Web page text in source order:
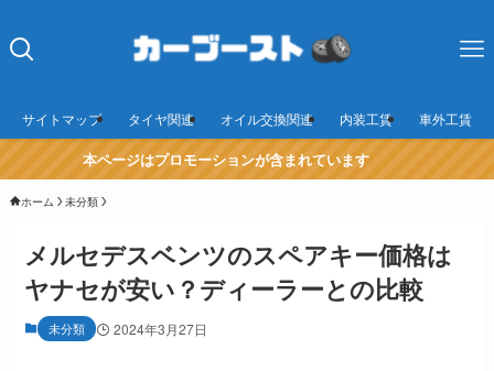
サイトマップ タイヤ関連 オイル交換関連 内装工賃 車外工賃
本ページはプロモーションが含まれています
ホーム 未分類
メルセデスベンツのスペアキー価格は
ヤナセが安い？ディーラーとの比較
未分類 2024年3月27日